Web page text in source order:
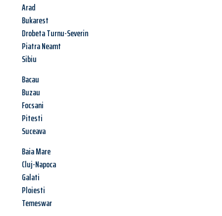
Arad
Bukarest
Drobeta Turnu-Severin
Piatra Neamt
Sibiu
Bacau
Buzau
Focsani
Pitesti
Suceava
Baia Mare
Cluj-Napoca
Galati
Ploiesti
Temeswar